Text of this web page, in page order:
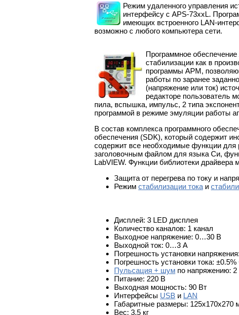
Режим удаленного управления
интерфейсу с APS-73хxL.
имеющих встроенного LAN-
возможно с любого компьютера сети.
Программное
стабилизации как в
программы АРМ,
работы по заранее
(напряжение или ток)
редакторе пользователь
пила, вспышка, импульс, 2 типа
программой в режиме эмуляции работы
В состав комплекса программного
обеспечения (SDK), который содержит
содержит все необходимые функции для
заголовочным файлом для языка Си,
LabVIEW. Функции библиотеки
Защита от перегрева по току и
Режим стабилизации тока и
Дисплей: 3 LED дисплея
Количество каналов: 1 канал
Выходное напряжение: 0…30 В
Выходной ток: 0…3 А
Погрешность установки
Погрешность установки тока:
Пульсация + шум по напряжению:
Питание: 220 В
Выходная мощность: 90 Вт
Интерфейсы USB и LAN
Габаритные размеры: 125x170x270
Вес: 3,5 кг